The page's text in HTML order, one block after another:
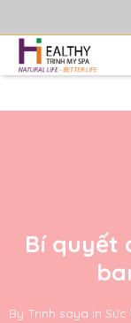
Bí quyết
By Trinh saya in Sức